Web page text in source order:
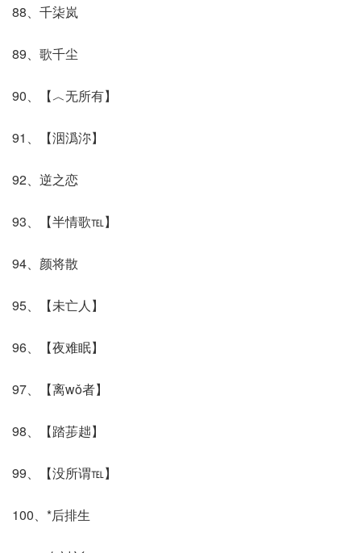
88、千柒岚
89、歌千尘
90、【︿无所有】
91、【洇潙沵】
92、逆之恋
93、【半情歌℡】
94、颜将散
95、【未亡人】
96、【夜难眠】
97、【离wǒ者】
98、【踏荹趉】
99、【没所谓℡】
100、*后排生